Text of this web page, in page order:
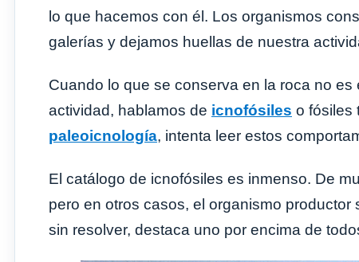
lo que hacemos con él. Los organismos
galerías y dejamos huellas de nuestra
Cuando lo que se conserva en la roca no
actividad, hablamos de icnofósiles o fósiles
paleoicnología, intenta leer estos
El catálogo de icnofósiles es inmenso. De
pero en otros casos, el organismo
sin resolver, destaca uno por encima de